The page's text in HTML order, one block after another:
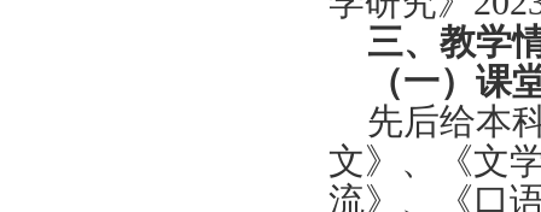
三、教学
（一）课
先后给本
文》、《文
流》、《口